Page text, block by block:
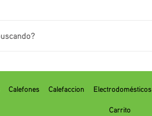
Calefones Calefaccion Electrodomésticos
Carrito